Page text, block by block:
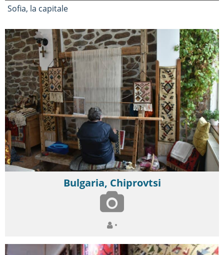
Sofia, la capitale
Bulgaria, Chiprovtsi
•